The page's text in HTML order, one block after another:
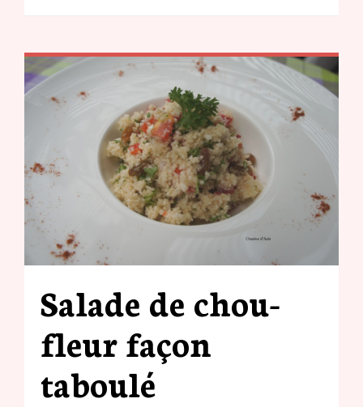
Salade de chou-
fleur façon
taboulé